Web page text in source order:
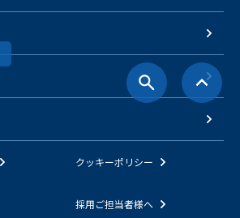
クッキーポリシー
採用ご担当者様へ